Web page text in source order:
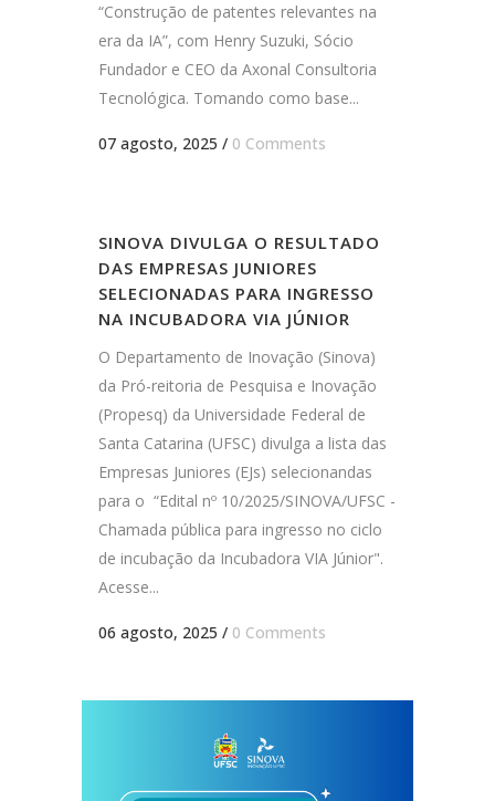
“Construção de patentes relevantes na
era da IA”, com Henry Suzuki, Sócio
Fundador e CEO da Axonal Consultoria
Tecnológica. Tomando como base...
07 agosto, 2025 / 0 Comments
SINOVA DIVULGA O RESULTADO
DAS EMPRESAS JUNIORES
SELECIONADAS PARA INGRESSO
NA INCUBADORA VIA JÚNIOR
O Departamento de Inovação (Sinova)
da Pró-reitoria de Pesquisa e Inovação
(Propesq) da Universidade Federal de
Santa Catarina (UFSC) divulga a lista das
Empresas Juniores (EJs) selecionandas
para o “Edital nº 10/2025/SINOVA/UFSC -
Chamada pública para ingresso no ciclo
de incubação da Incubadora VIA Júnior".
Acesse...
06 agosto, 2025 / 0 Comments